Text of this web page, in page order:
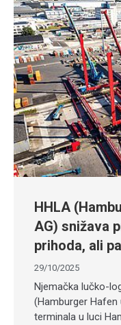
HHLA
AG) snižava
prihoda, ali
29/10/2025
Njemačka lučko-
(Hamburger
terminala u luci